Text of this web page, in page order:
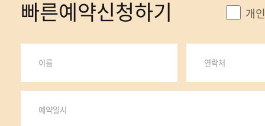
빠른예약신청하기 개